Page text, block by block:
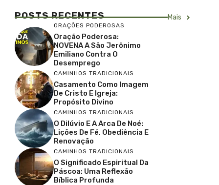
POSTS RECENTES Mais
ORAÇÕES PODEROSAS
Oração Poderosa:
NOVENA A São Jerônimo
Emiliano Contra O
Desemprego
CAMINHOS TRADICIONAIS
Casamento Como Imagem
De Cristo E Igreja:
Propósito Divino
CAMINHOS TRADICIONAIS
O Dilúvio E A Arca De Noé:
Lições De Fé, Obediência E
Renovação
CAMINHOS TRADICIONAIS
O Significado Espiritual Da
Páscoa: Uma Reflexão
Bíblica Profunda